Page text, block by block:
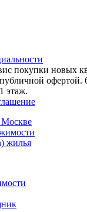
покупки новых
офертой.
этаж.
жилья